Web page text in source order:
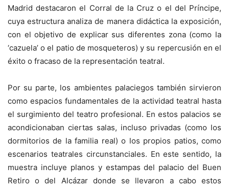
Madrid destacaron el Corral de la Cruz o el del Príncipe,
cuya estructura analiza de manera didáctica la exposición,
con el objetivo de explicar sus diferentes zona (como la
‘cazuela’ o el patio de mosqueteros) y su repercusión en el
éxito o fracaso de la representación teatral.
Por su parte, los ambientes palaciegos también sirvieron
como espacios fundamentales de la actividad teatral hasta
el surgimiento del teatro profesional. En estos palacios se
acondicionaban ciertas salas, incluso privadas (como los
dormitorios de la familia real) o los propios patios, como
escenarios teatrales circunstanciales. En este sentido, la
muestra incluye planos y estampas del palacio del Buen
Retiro o del Alcázar donde se llevaron a cabo estos